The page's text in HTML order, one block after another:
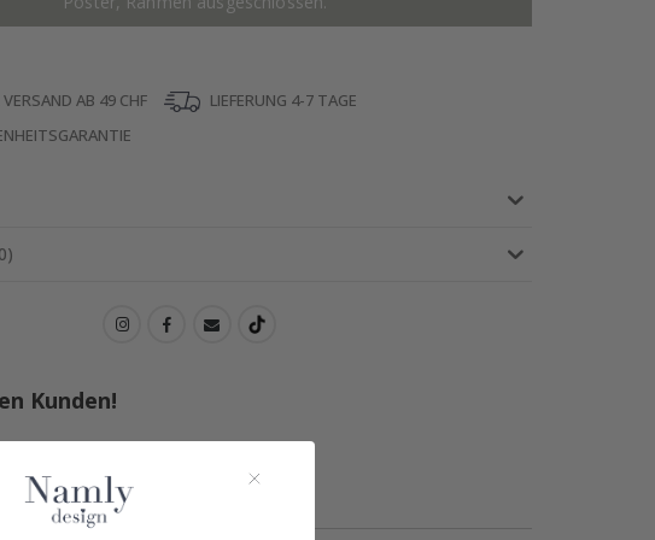
AB 49 CHF
LIEFERUNG 4-7 TAGE
0)
Kunden!